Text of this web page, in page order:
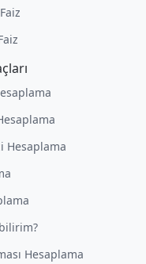
Hesaplama
Hesaplama